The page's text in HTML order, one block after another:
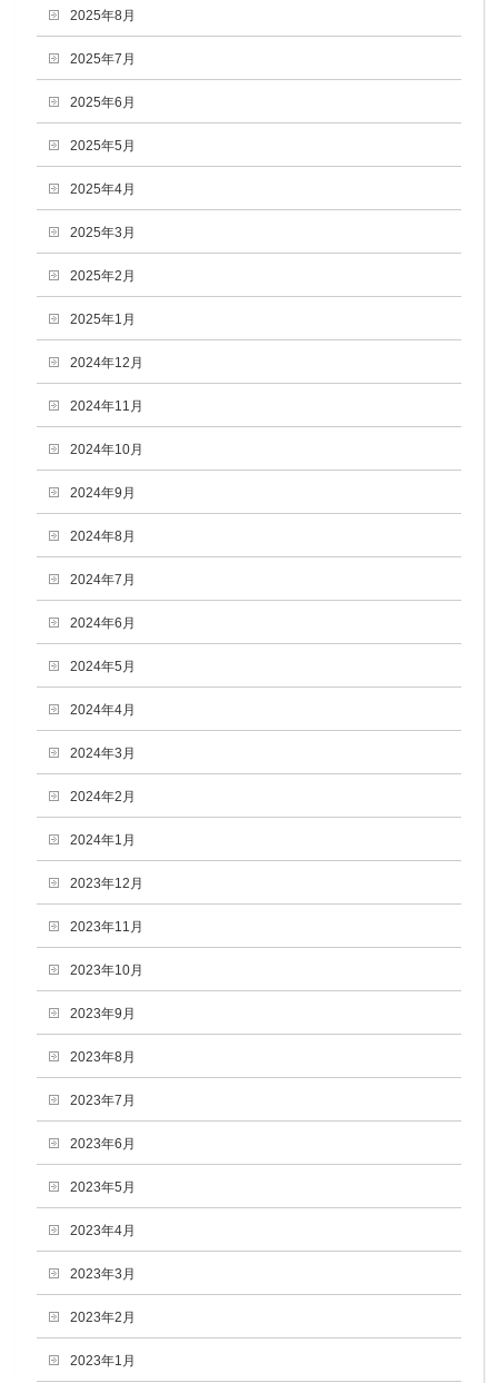
2025年8月
2025年7月
2025年6月
2025年5月
2025年4月
2025年3月
2025年2月
2025年1月
2024年12月
2024年11月
2024年10月
2024年9月
2024年8月
2024年7月
2024年6月
2024年5月
2024年4月
2024年3月
2024年2月
2024年1月
2023年12月
2023年11月
2023年10月
2023年9月
2023年8月
2023年7月
2023年6月
2023年5月
2023年4月
2023年3月
2023年2月
2023年1月